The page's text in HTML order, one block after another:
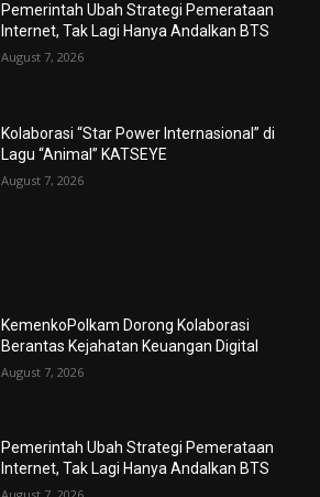
Pemerintah Ubah Strategi Pemerataan
Internet, Tak Lagi Hanya Andalkan BTS
August 7, 2026
Kolaborasi “Star Power Internasional” di
Lagu “Animal” KATSEYE
August 7, 2026
KemenkoPolkam Dorong Kolaborasi
Berantas Kejahatan Keuangan Digital
August 7, 2026
Pemerintah Ubah Strategi Pemerataan
Internet, Tak Lagi Hanya Andalkan BTS